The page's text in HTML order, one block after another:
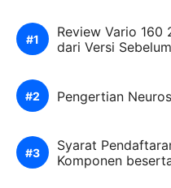
Review Vario 160
dari Versi
Pengertian
Syarat
Komponen